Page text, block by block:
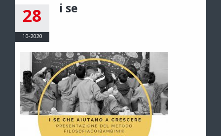
28
10-2020
i se